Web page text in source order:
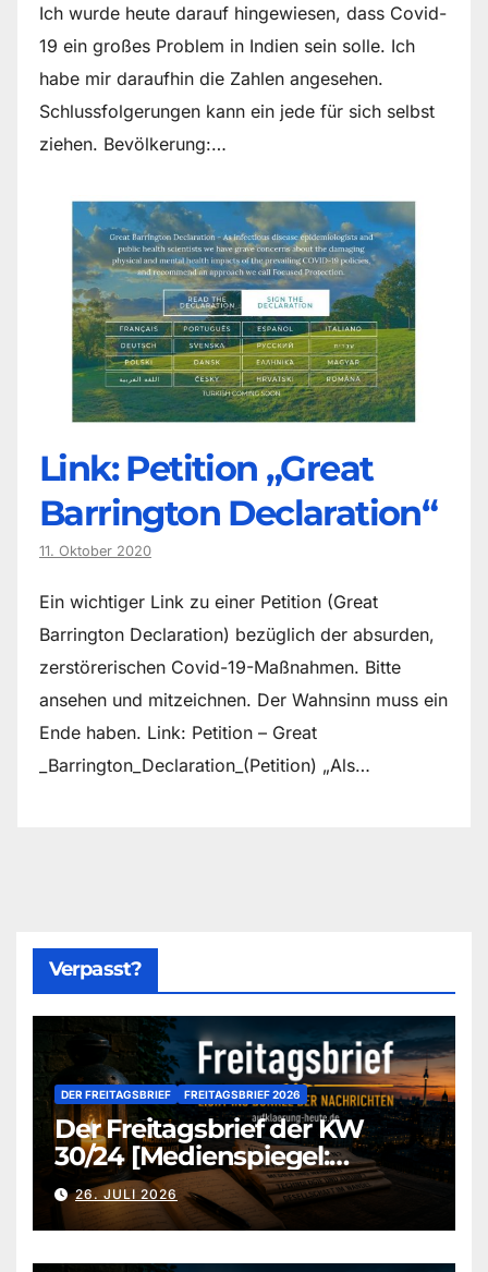
Ich wurde heute darauf hingewiesen, dass Covid-
19 ein großes Problem in Indien sein solle. Ich
habe mir daraufhin die Zahlen angesehen.
Schlussfolgerungen kann ein jede für sich selbst
ziehen. Bevölkerung:…
Link: Petition „Great
Barrington Declaration“
11. Oktober 2020
Ein wichtiger Link zu einer Petition (Great
Barrington Declaration) bezüglich der absurden,
zerstörerischen Covid-19-Maßnahmen. Bitte
ansehen und mitzeichnen. Der Wahnsinn muss ein
Ende haben. Link: Petition – Great
_Barrington_Declaration_(Petition) „Als…
Verpasst?
DER FREITAGSBRIEF FREITAGSBRIEF 2026
Der Freitagsbrief der KW
30/24 [Medienspiegel:
aufklaerung-heute-de]
26. JULI 2026